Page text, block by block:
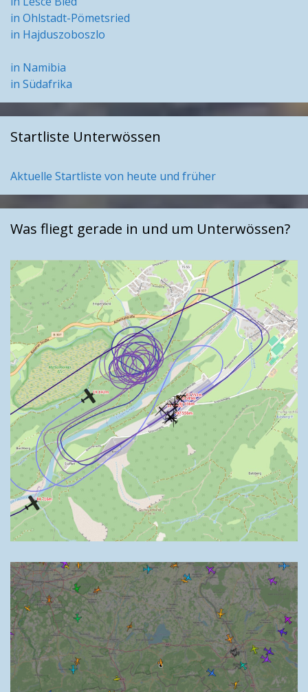
in Ohlstadt-Pömetsried
in Hajduszoboszlo
in Namibia
in Südafrika
Startliste Unterwössen
Aktuelle Startliste von heute und früher
Was fliegt gerade in und um Unterwössen?